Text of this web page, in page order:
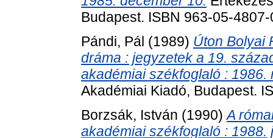
Budapest. ISBN 963-05-4807-
Pándi, Pál (1989) Úton Bolyai
dráma : jegyzetek a 19.
akadémiai székfoglaló : 1986.
Akadémiai Kiadó, Budapest.
Borzsák, István (1990)A
akadémiai székfoglaló : 1988.